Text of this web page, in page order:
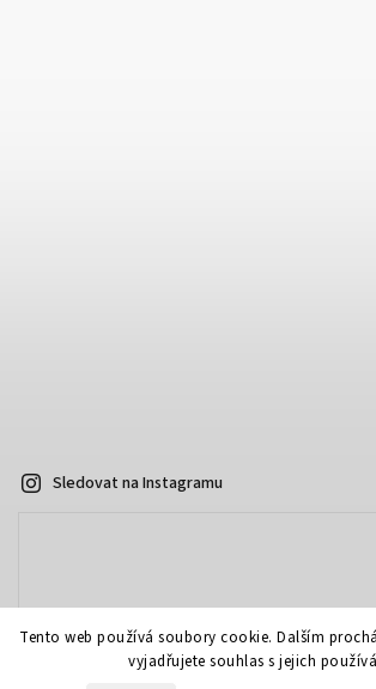
Tento web používá soubory cookie. Dalším
vyjadřujete souhlas s jejich
Sledovat na Instagramu